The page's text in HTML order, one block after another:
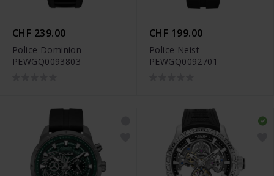
CHF 239.00
Police Dominion -
PEWGQ0093803
CHF 199.00
Police Neist -
PEWGQ0092701